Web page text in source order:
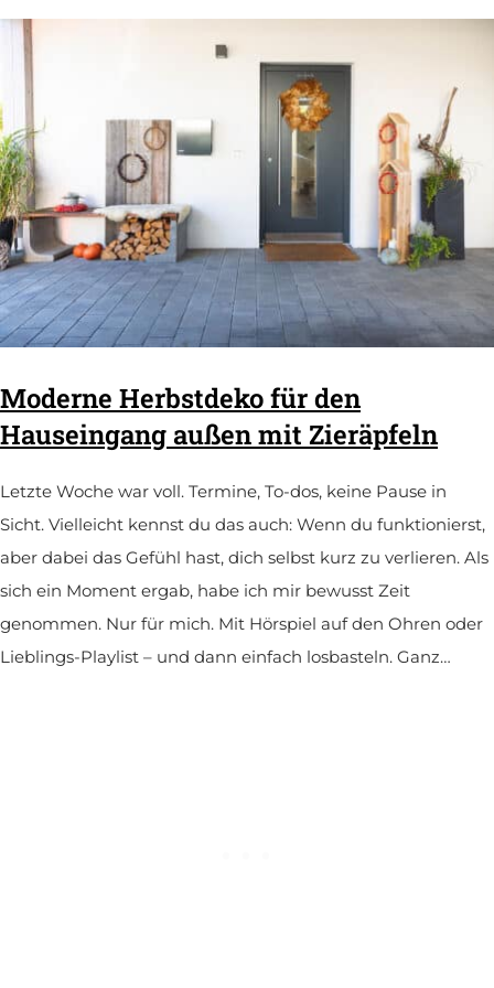
Moderne Herbstdeko für den
Hauseingang außen mit Zieräpfeln
Letzte Woche war voll. Termine, To-dos, keine Pause in
Sicht. Vielleicht kennst du das auch: Wenn du funktionierst,
aber dabei das Gefühl hast, dich selbst kurz zu verlieren. Als
sich ein Moment ergab, habe ich mir bewusst Zeit
genommen. Nur für mich. Mit Hörspiel auf den Ohren oder
Lieblings-Playlist – und dann einfach losbasteln. Ganz…